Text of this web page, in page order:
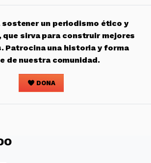
sostener un periodismo ético y
que sirva para construir mejores
Patrocina una historia y forma
de nuestra comunidad.
DONA